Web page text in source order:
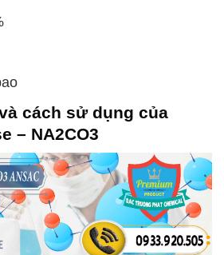
cách sử dụng của
– NA2CO3